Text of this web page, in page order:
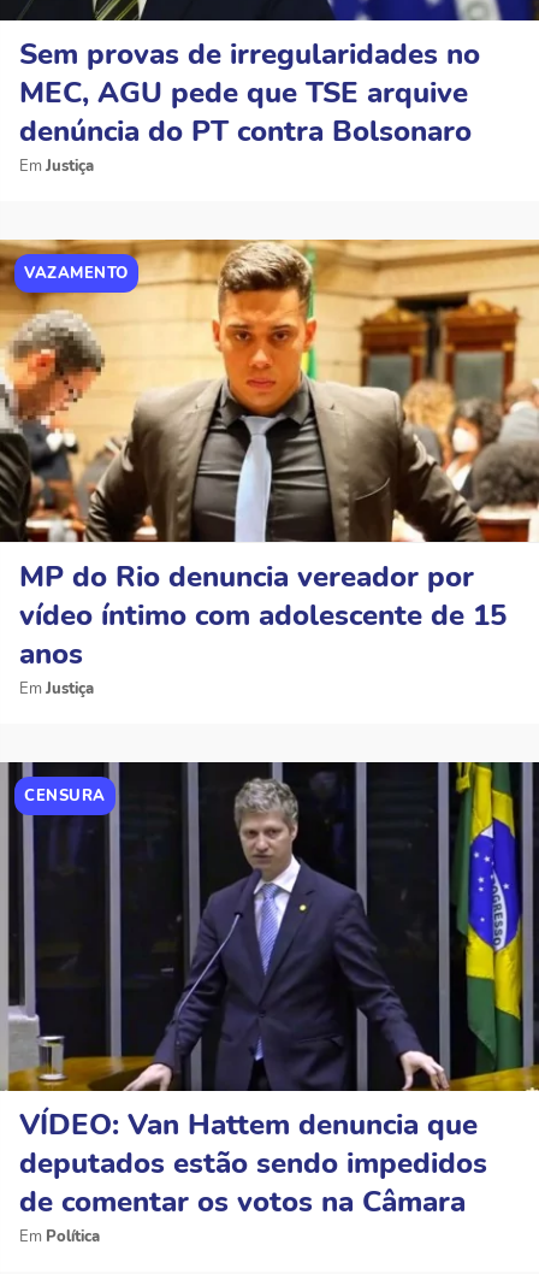
Sem provas de irregularidades no
MEC, AGU pede que TSE arquive
denúncia do PT contra Bolsonaro
Justiça
VAZAMENTO
MP do Rio denuncia vereador por
vídeo íntimo com adolescente de 15
anos
Justiça
CENSURA
VÍDEO: Van Hattem denuncia que
deputados estão sendo impedidos
de comentar os votos na Câmara
Política